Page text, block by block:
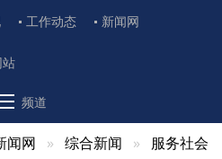
工作动态 新闻网
频道
闻网 综合新闻 服务社会